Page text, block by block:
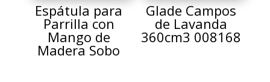
Espátula para
Parrilla con
Mango de
Madera Sobo
Glade Campos
de Lavanda
360cm3 008168